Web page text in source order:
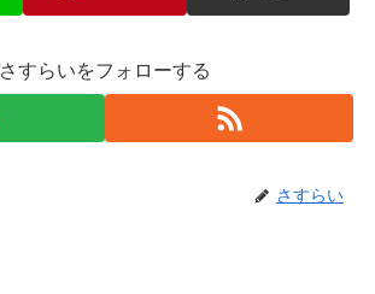
さすらいをフォローする
さすらい